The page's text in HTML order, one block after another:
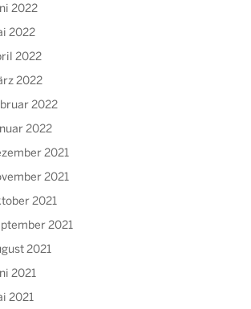
2022
2022
2022
2022
2022
2022
2021
2021
2021
2021
2021
2021
2021